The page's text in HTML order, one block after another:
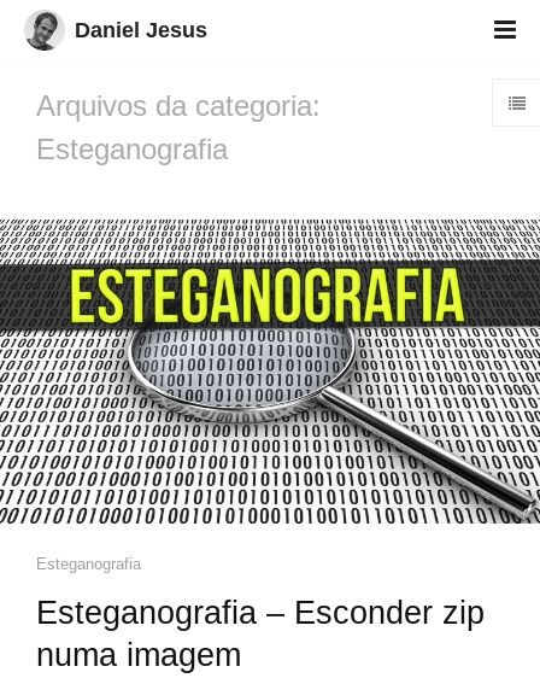
Daniel Jesus
Arquivos da categoria:
Esteganografia
Esteganografia
Esteganografia – Esconder zip
numa imagem